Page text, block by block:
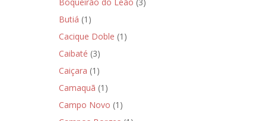
Butiá (1)
Cacique Doble (1)
Caibaté (3)
Caiçara (1)
Camaquã (1)
Campo Novo (1)